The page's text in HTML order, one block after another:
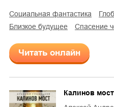
социальная фантастика
близкое будущее
спасение
Читать онлайн
Калинов мост